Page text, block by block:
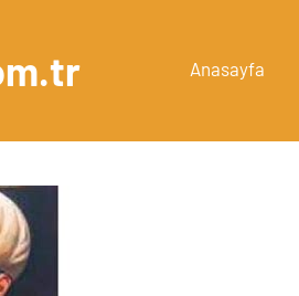
Anasayfa